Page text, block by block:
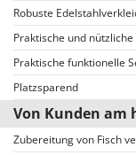
Makita
MAMMAMIA
Marcato
Marina
Master
Mastercook
Alle Bewertungen,
Benutzer leicht
vereinfachte Auswahl
positiven oder
Robuste
Praktische und
Praktische funktionelle
Platzsparend
Von Kunden am
Zubereitung von Fisch